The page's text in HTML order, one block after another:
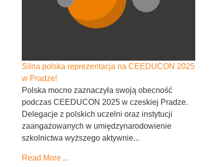
Silna polska reprezentacja na CEEDUCON 2025
w Pradze!
Polska mocno zaznaczyła swoją obecność
podczas CEEDUCON 2025 w czeskiej Pradze.
Delegacje z polskich uczelni oraz instytucji
zaangażowanych w umiędzynarodowienie
szkolnictwa wyższego aktywnie...
Read More ...